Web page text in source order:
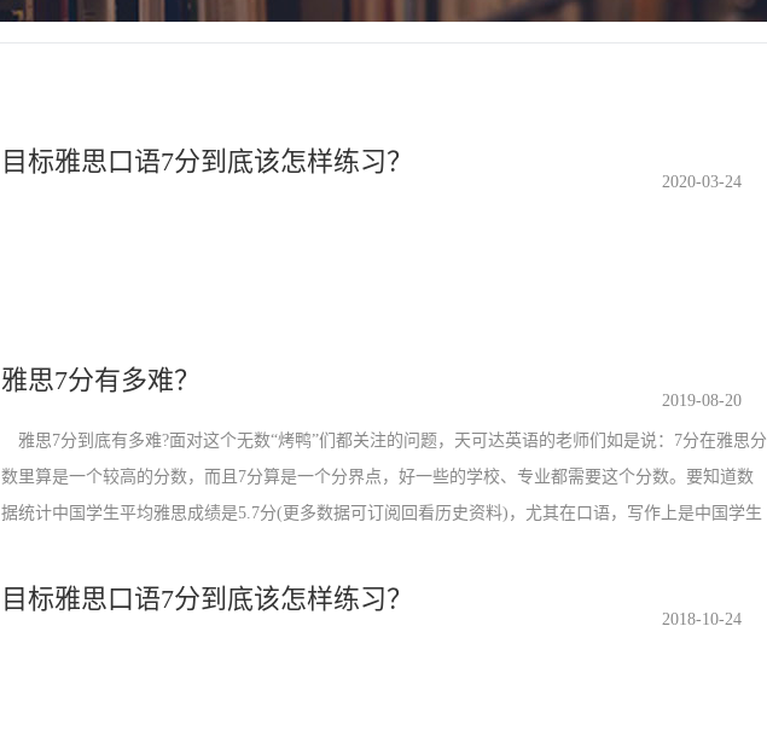
目标雅思口语7分到底该怎样练习？
2020-03-24
雅思7分有多难？
2019-08-20
雅思7分到底有多难?面对这个无数“烤鸭”们都关注的问题，天可达英语的老师们如是说：7分在雅思分
数里算是一个较高的分数，而且7分算是一个分界点，好一些的学校、专业都需要这个分数。要知道数
据统计中国学生平均雅思成绩是5.7分(更多数据可订阅回看历史资料)，尤其在口语，写作上是中国学生
目标雅思口语7分到底该怎样练习？
2018-10-24